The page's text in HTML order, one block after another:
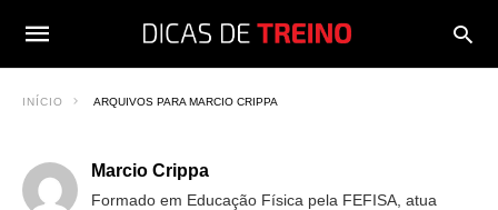
INÍCIO ARQUIVOS PARA MARCIO CRIPPA
Marcio Crippa
Formado em Educação Física pela FEFISA, atua